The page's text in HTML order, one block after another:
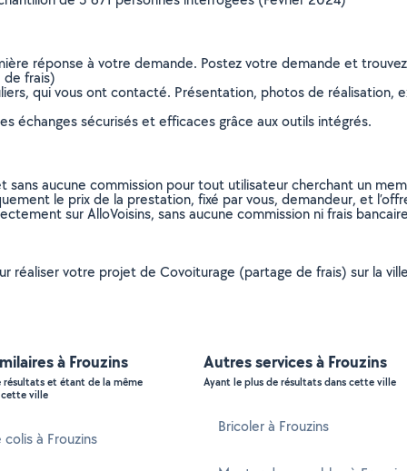
réponse à votre demande. Postez votre demande et
frais)
qui vous ont contacté. Présentation, photos de réalisation,
échanges sécurisés et efficaces grâce aux outils intégrés.
aucune commission pour tout utilisateur cherchant un
le prix de la prestation, fixé par vous, demandeur, et
sur AlloVoisins, sans aucune commission ni frais
réaliser votre projet de Covoiturage (partage de frais) sur la
à Frouzins
résultats et étant de la même
ville
à Frouzins
Autres services à Frouzins
Ayant le plus de résultats dans cette ville
Bricoler à Frouzins